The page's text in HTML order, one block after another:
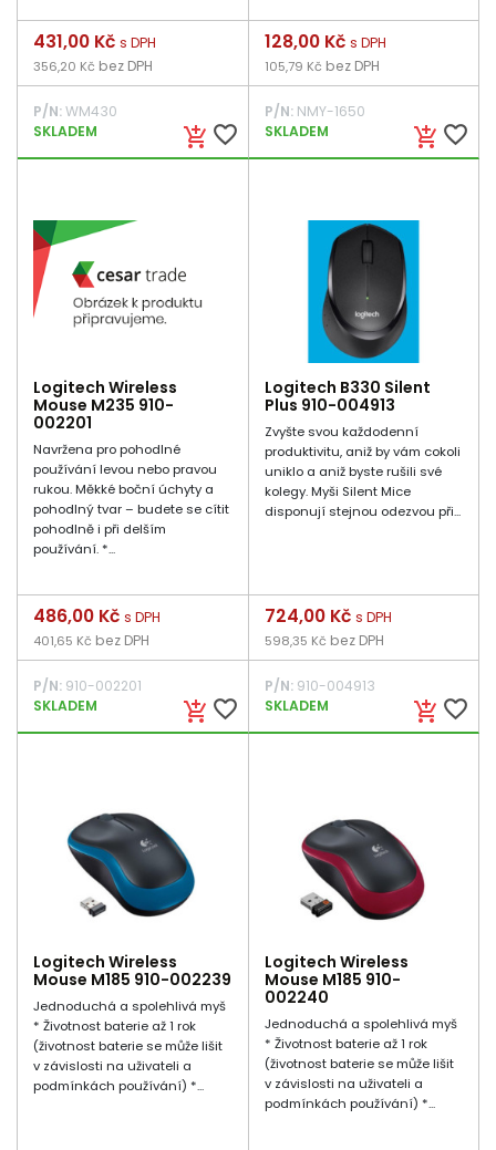
add_shopping_cart favorite_border
Cena
431,00 Kč s DPH
356,20 Kč bez DPH
P/N:WM430
SKLADEM
add_shopping_cart favorite_border
Cena
128,00 Kč s DPH
105,79 Kč bez DPH
P/N:NMY-1650
SKLADEM
Logitech Wireless
Mouse M235 910-
002201
Navržena pro pohodlné
používání levou nebo pravou
rukou. Měkké boční úchyty a
pohodlný tvar – budete se cítit
pohodlně i při delším
používání. *...
add_shopping_cart favorite_border
Cena
486,00 Kč s DPH
401,65 Kč bez DPH
P/N: 910-002201
SKLADEM
Logitech B330 Silent
Plus 910-004913
Zvyšte svou každodenní
produktivitu, aniž by vám cokoli
uniklo a aniž byste rušili své
kolegy. Myši Silent Mice
disponují stejnou odezvou při...
add_shopping_cart favorite_border
Cena
724,00 Kč s DPH
598,35 Kč bez DPH
P/N:910-004913
SKLADEM
Logitech Wireless
Mouse M185 910-002239
Jednoduchá a spolehlivá myš
* Životnost baterie až 1 rok
(životnost baterie se může lišit
v závislosti na uživateli a
podmínkách používání) *...
Logitech Wireless
Mouse M185 910-
002240
Jednoduchá a spolehlivá myš
* Životnost baterie až 1 rok
(životnost baterie se může lišit
v závislosti na uživateli a
podmínkách používání) *...